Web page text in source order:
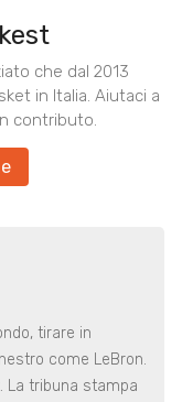
che dal 2013
in Italia. Aiutaci a
contributo.
tirare in
come LeBron.
La tribuna stampa